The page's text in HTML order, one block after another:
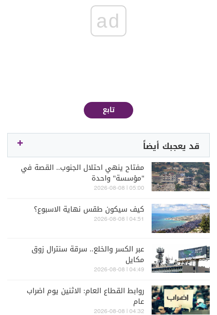
ad
تابع
قد يعجبك أيضاً
مفتاح ينهي احتلال الجنوب.. القصة في
"مؤسسة" واحدة
05:00 | 2026-08-08
كيف سيكون طقس نهاية الاسبوع؟
04:51 | 2026-08-08
عبر الكسر والخلع.. سرقة سنترال زوق
مكايل
04:49 | 2026-08-08
روابط القطاع العام: الاثنين يوم اضراب
عام
04:32 | 2026-08-08